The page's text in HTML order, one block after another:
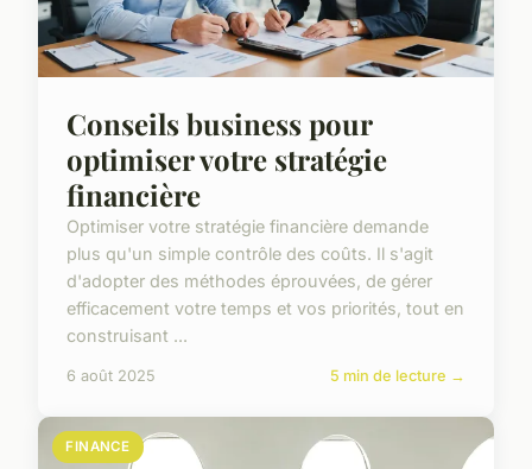
Conseils business pour
optimiser votre stratégie
financière
Optimiser votre stratégie financière demande
plus qu'un simple contrôle des coûts. Il s'agit
d'adopter des méthodes éprouvées, de gérer
efficacement votre temps et vos priorités, tout en
construisant ...
6 août 2025 5 min de lecture →
FINANCE